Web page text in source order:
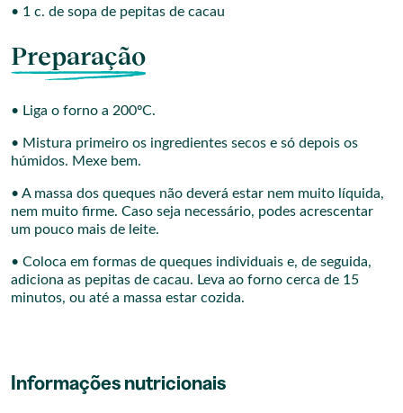
• 1 c. de sopa de pepitas de cacau
Preparação
• Liga o forno a 200ºC.
• Mistura primeiro os ingredientes secos e só depois os
húmidos. Mexe bem.
• A massa dos queques não deverá estar nem muito líquida,
nem muito firme. Caso seja necessário, podes acrescentar
um pouco mais de leite.
• Coloca em formas de queques individuais e, de seguida,
adiciona as pepitas de cacau. Leva ao forno cerca de 15
minutos, ou até a massa estar cozida.
Informações nutricionais